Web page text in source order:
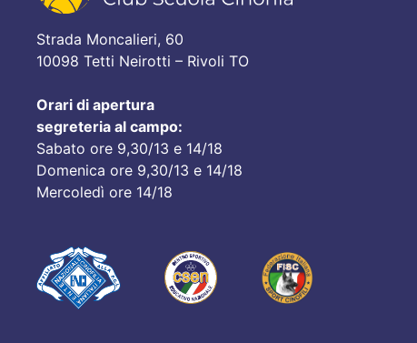
Strada Moncalieri, 60
10098 Tetti Neirotti – Rivoli TO
Orari di apertura
segreteria al campo:
Sabato ore 9,30/13 e 14/18
Domenica ore 9,30/13 e 14/18
Mercoledì ore 14/18